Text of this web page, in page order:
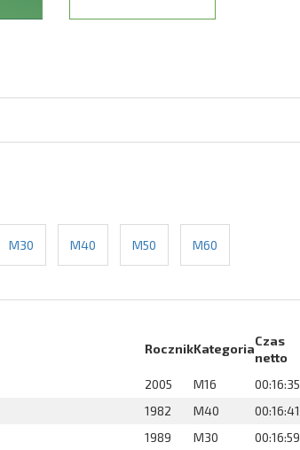
M30 M40 M50 M60
RocznikKategoria
Czas
netto
2005 M16 00:16:35
1982 M40 00:16:41
1989 M30 00:16:59